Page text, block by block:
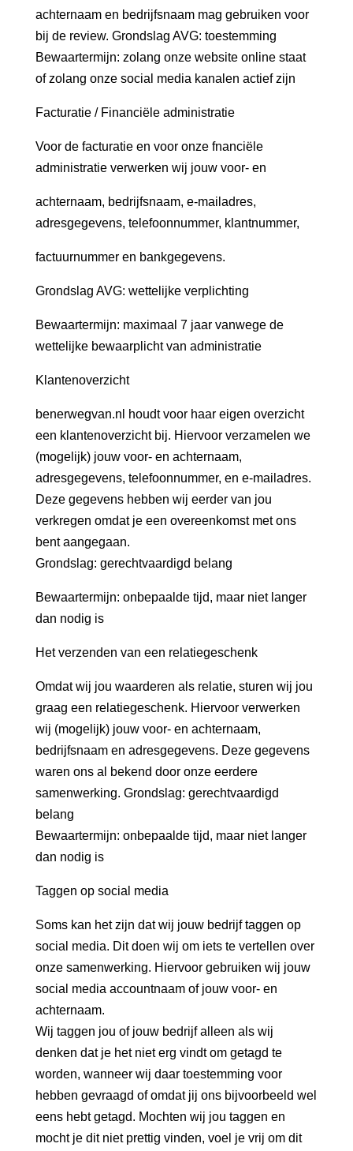
achternaam en bedrijfsnaam mag gebruiken voor
bij de review. Grondslag AVG: toestemming
Bewaartermijn: zolang onze website online staat
of zolang onze social media kanalen actief zijn
Facturatie / Financiële administratie
Voor de facturatie en voor onze fnanciële
administratie verwerken wij jouw voor- en
achternaam, bedrijfsnaam, e-mailadres,
adresgegevens, telefoonnummer, klantnummer,
factuurnummer en bankgegevens.
Grondslag AVG: wettelijke verplichting
Bewaartermijn: maximaal 7 jaar vanwege de
wettelijke bewaarplicht van administratie
Klantenoverzicht
benerwegvan.nl houdt voor haar eigen overzicht
een klantenoverzicht bij. Hiervoor verzamelen we
(mogelijk) jouw voor- en achternaam,
adresgegevens, telefoonnummer, en e-mailadres.
Deze gegevens hebben wij eerder van jou
verkregen omdat je een overeenkomst met ons
bent aangegaan.
Grondslag: gerechtvaardigd belang
Bewaartermijn: onbepaalde tijd, maar niet langer
dan nodig is
Het verzenden van een relatiegeschenk
Omdat wij jou waarderen als relatie, sturen wij jou
graag een relatiegeschenk. Hiervoor verwerken
wij (mogelijk) jouw voor- en achternaam,
bedrijfsnaam en adresgegevens. Deze gegevens
waren ons al bekend door onze eerdere
samenwerking. Grondslag: gerechtvaardigd
belang
Bewaartermijn: onbepaalde tijd, maar niet langer
dan nodig is
Taggen op social media
Soms kan het zijn dat wij jouw bedrijf taggen op
social media. Dit doen wij om iets te vertellen over
onze samenwerking. Hiervoor gebruiken wij jouw
social media accountnaam of jouw voor- en
achternaam.
Wij taggen jou of jouw bedrijf alleen als wij
denken dat je het niet erg vindt om getagd te
worden, wanneer wij daar toestemming voor
hebben gevraagd of omdat jij ons bijvoorbeeld wel
eens hebt getagd. Mochten wij jou taggen en
mocht je dit niet prettig vinden, voel je vrij om dit